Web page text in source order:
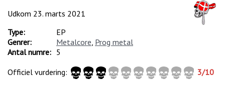
Udkom 23. marts 2021
Type:
EP
Genrer:
Metalcore Prog metal
Antal numre: 5
Officiel vurdering:
3/10